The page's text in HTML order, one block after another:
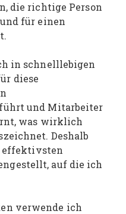
die richtige Person
für einen
in schnelllebigen
diese
und Mitarbeiter
was wirklich
Deshalb
effektivsten
auf die ich
verwende ich